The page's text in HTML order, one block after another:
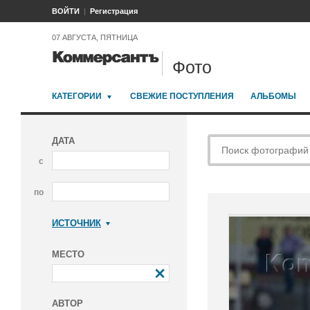
ВОЙТИ Регистрация
07 АВГУСТА, ПЯТНИЦА
Фото
КАТЕГОРИИ СВЕЖИЕ ПОСТУПЛЕНИЯ АЛЬБОМЫ
ДАТА
с
по
ИСТОЧНИК
МЕСТО
АВТОР